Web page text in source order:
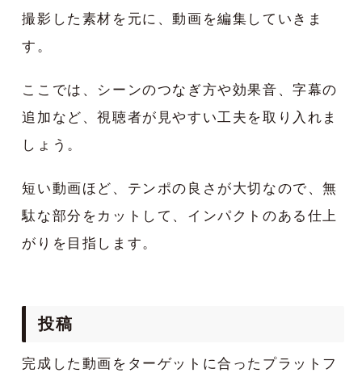
撮影した素材を元に、動画を編集していきま
す。
ここでは、シーンのつなぎ方や効果音、字幕の
追加など、視聴者が見やすい工夫を取り入れま
しょう。
短い動画ほど、テンポの良さが大切なので、無
駄な部分をカットして、インパクトのある仕上
がりを目指します。
投稿
完成した動画をターゲットに合ったプラットフ